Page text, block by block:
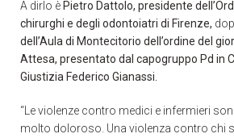
A dirlo è Pietro Dattolo, presidente
chirurghi e degli odontoiatri di Firenze,
dell’Aula di Montecitorio dell’ordine del
Attesa, presentato dal capogruppo Pd in
Giustizia Federico Gianassi.
“Le violenze contro medici e infermieri
molto doloroso. Una violenza contro chi